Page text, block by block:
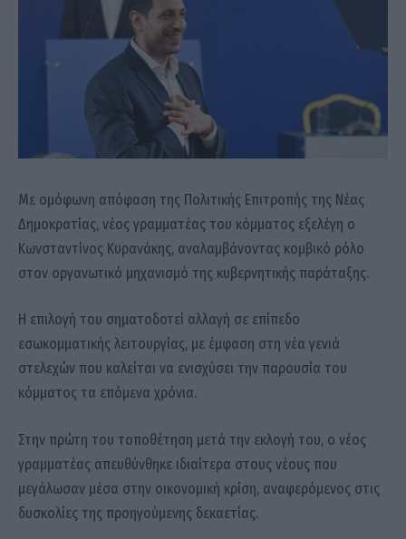
Με ομόφωνη απόφαση της Πολιτικής Επιτροπής της Νέας
Δημοκρατίας, νέος γραμματέας του κόμματος εξελέγη ο
Κωνσταντίνος Κυρανάκης, αναλαμβάνοντας κομβικό ρόλο
στον οργανωτικό μηχανισμό της κυβερνητικής παράταξης.
Η επιλογή του σηματοδοτεί αλλαγή σε επίπεδο
εσωκομματικής λειτουργίας, με έμφαση στη νέα γενιά
στελεχών που καλείται να ενισχύσει την παρουσία του
κόμματος τα επόμενα χρόνια.
Στην πρώτη του τοποθέτηση μετά την εκλογή του, ο νέος
γραμματέας απευθύνθηκε ιδιαίτερα στους νέους που
μεγάλωσαν μέσα στην οικονομική κρίση, αναφερόμενος στις
δυσκολίες της προηγούμενης δεκαετίας.